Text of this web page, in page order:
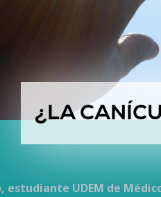
¿LA
estudiante UDEM de